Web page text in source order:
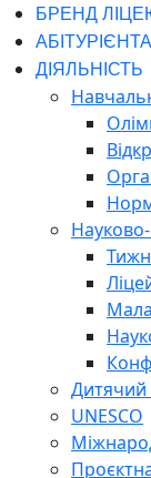
БРЕНД
ДІЯЛЬНІСТЬ
Дитячий
UNESCO